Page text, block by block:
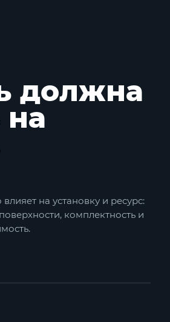
должна
на
на установку и ресурс:
комплектность и